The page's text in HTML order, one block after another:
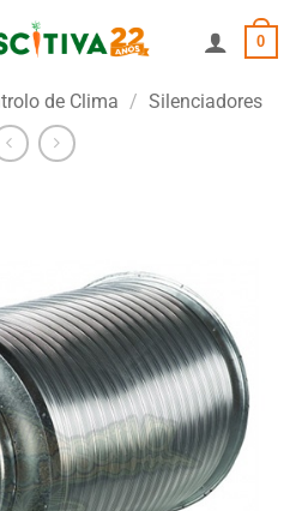
0
de Clima / Silenciadores